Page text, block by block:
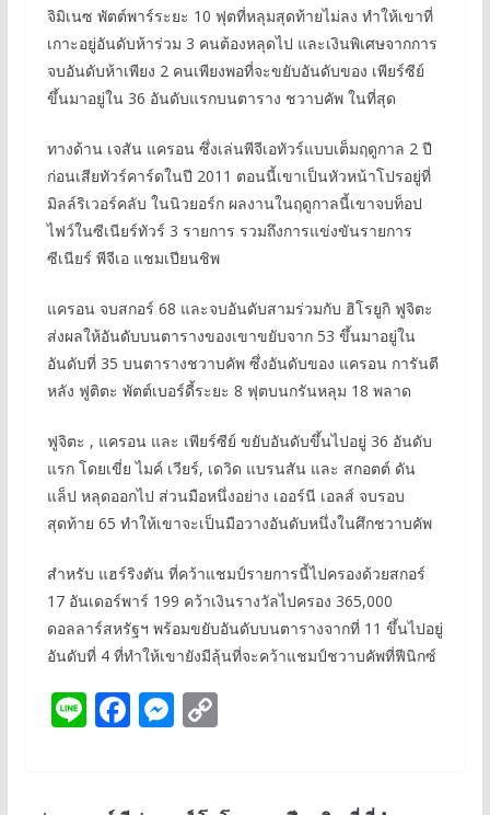
จิมิเนซ พัตต์พาร์ระยะ 10 ฟุตที่หลุมสุดท้ายไม่ลง ทำให้เขาที่
เกาะอยู่อันดับห้าร่วม 3 คนต้องหลุดไป และเงินพิเศษจากการ
จบอันดับห้าเพียง 2 คนเพียงพอที่จะขยับอันดับของ เพียร์ซีย์
ขึ้นมาอยู่ใน 36 อันดับแรกบนตาราง ชวาบคัพ ในที่สุด
ทางด้าน เจสัน แครอน ซึ่งเล่นพีจีเอทัวร์แบบเต็มฤดูกาล 2 ปี
ก่อนเสียทัวร์คาร์ดในปี 2011 ตอนนี้เขาเป็นหัวหน้าโปรอยู่ที่
มิลล์ริเวอร์คลับ ในนิวยอร์ก ผลงานในฤดูกาลนี้เขาจบท็อป
ไฟว์ในซีเนียร์ทัวร์ 3 รายการ รวมถึงการแข่งขันรายการ
ซีเนียร์ พีจีเอ แชมเปียนชิพ
แครอน จบสกอร์ 68 และจบอันดับสามร่วมกับ ฮิโรยูกิ ฟูจิตะ
ส่งผลให้อันดับบนตารางของเขาขยับจาก 53 ขึ้นมาอยู่ใน
อันดับที่ 35 บนตารางชวาบคัพ ซึ่งอันดับของ แครอน การันตี
หลัง ฟูติตะ พัตต์เบอร์ดี้ระยะ 8 ฟุตบนกรันหลุม 18 พลาด
ฟูจิตะ , แครอน และ เพียร์ซีย์ ขยับอันดับขึ้นไปอยู่ 36 อันดับ
แรก โดยเขี่ย ไมค์ เวียร์, เดวิด แบรนสัน และ สกอตต์ ดัน
แล็ป หลุดออกไป ส่วนมือหนึ่งอย่าง เออร์นี เอลส์ จบรอบ
สุดท้าย 65 ทำให้เขาจะเป็นมือวางอันดับหนึ่งในศึกชวาบคัพ
สำหรับ แฮร์ริงตัน ที่คว้าแชมป์รายการนี้ไปครองด้วยสกอร์
17 อันเดอร์พาร์ 199 คว้าเงินรางวัลไปครอง 365,000
ดอลลาร์สหรัฐฯ พร้อมขยับอันดับบนตารางจากที่ 11 ขึ้นไปอยู่
อันดับที่ 4 ที่ทำให้เขายังมีลุ้นที่จะคว้าแชมป์ชวาบคัพที่ฟีนิกซ์
Li F M C